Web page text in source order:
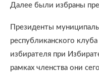
Далее были избраны
Президенты
республиканского
избирателя при
рамках членства они